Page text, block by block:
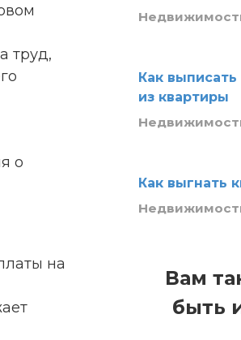
труд,
о
на
Как
из квартиры
Как выгнать
Вам
быть